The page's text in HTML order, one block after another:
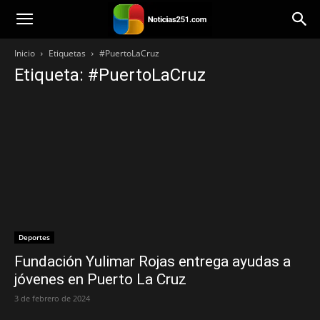
Noticias251
Inicio Etiquetas #PuertoLaCruz
Etiqueta: #PuertoLaCruz
Deportes
Fundación Yulimar Rojas entrega ayudas a
jóvenes en Puerto La Cruz
3 de febrero de 2024